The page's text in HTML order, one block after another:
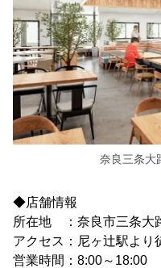
奈良三条大
◆店舗情報
所在地 ：奈良市三条大
アクセス：尼ヶ辻駅より
営業時間：8:00～18:00